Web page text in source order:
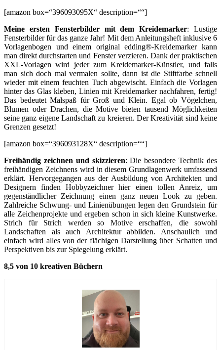
[amazon box=“396093095X“ description=““]
Meine ersten Fensterbilder mit dem Kreidemarker: Lustige
Fensterbilder für das ganze Jahr! Mit dem Anleitungsheft inklusive 6
Vorlagenbogen und einem original edding®-Kreidemarker kann
man direkt durchstarten und Fenster verzieren. Dank der praktischen
XXL-Vorlagen wird jeder zum Kreidemarker-Künstler, und falls
man sich doch mal vermalen sollte, dann ist die Stiftfarbe schnell
wieder mit einem feuchten Tuch abgewischt. Einfach die Vorlagen
hinter das Glas kleben, Linien mit Kreidemarker nachfahren, fertig!
Das bedeutet Malspaß für Groß und Klein. Egal ob Vögelchen,
Blumen oder Drachen, die Motive bieten tausend Möglichkeiten
seine ganz eigene Landschaft zu kreieren. Der Kreativität sind keine
Grenzen gesetzt!
[amazon box=“396093128X“ description=““]
Freihändig zeichnen und skizzieren: Die besondere Technik des
freihändigen Zeichnens wird in diesem Grundlagenwerk umfassend
erklärt. Hervorgegangen aus der Ausbildung von Architekten und
Designern finden Hobbyzeichner hier einen tollen Anreiz, um
gegenständlicher Zeichnung einen ganz neuen Look zu geben.
Zahlreiche Schwung- und Linienübungen legen den Grundstein für
alle Zeichenprojekte und ergeben schon in sich kleine Kunstwerke.
Strich für Strich werden so Motive erschaffen, die sowohl
Landschaften als auch Architektur abbilden. Anschaulich und
einfach wird alles von der flächigen Darstellung über Schatten und
Perspektiven bis zur Spiegelung erklärt.
8,5 von 10 kreativen Büchern